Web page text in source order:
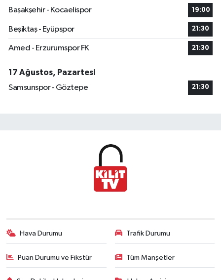
Başakşehir - Kocaelispor
19:00
Beşiktaş - Eyüpspor 21:30
Amed - Erzurumspor FK 21:30
17 Ağustos, Pazartesi
Samsunspor - Göztepe
21:30
Hava Durumu Trafik Durumu
Puan Durumu ve Fikstür Tüm Manşetler